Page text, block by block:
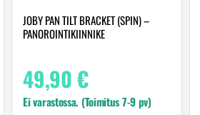
JOBY PAN TILT BRACKET (SPIN) –
PANOROINTIKIINNIKE
49,90€
Ei varastossa. (Toimitus 7-9 pv)